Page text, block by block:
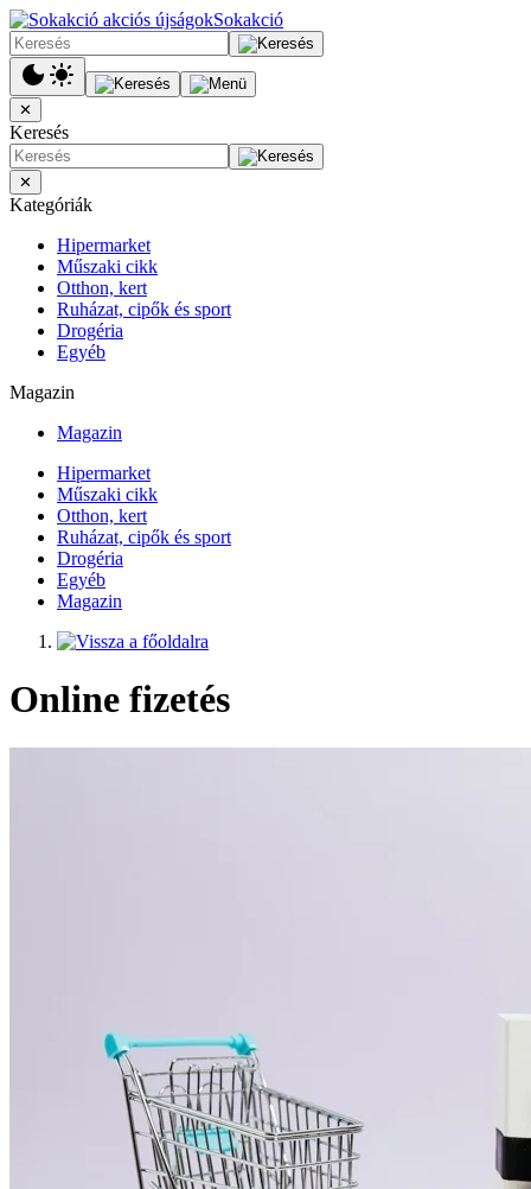
Sokakció
✕
Keresés
✕
Kategóriák
Hipermarket
Műszaki cikk
Otthon, kert
Ruházat, cipők és sport
Drogéria
Egyéb
Magazin
Magazin
Hipermarket
Műszaki cikk
Otthon, kert
Ruházat, cipők és sport
Drogéria
Egyéb
Magazin
Online fizetés